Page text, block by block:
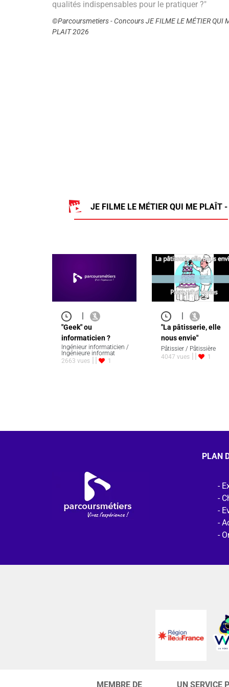
qualités indispensables pour le pratiquer ?"
©Parcoursmetiers - Concours JE FILME LE MÉTIER QUI
PLAIT 2026
JE FILME LE MÉTIER QUI ME PLAÎT
|
"Geek" ou
informaticien ?
Ingénieur informaticien /
Ingénieure informat
2663 vues
1
"La pâtisserie, elle
nous envie"
Pâtissier / Pâtissière
4047 vues
1
PLAN
MEMBRE DE UN SERVICE